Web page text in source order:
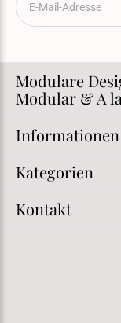
Modulare
Modular & A
Informationen
Kategorien
Kontakt